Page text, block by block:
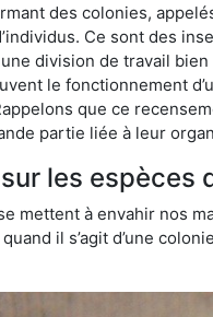
des colonies,
Ce sont des
division de travail
le fonctionnement
que ce
partie liée à leur
les espèces
mettent à envahir nos
il s’agit d’une